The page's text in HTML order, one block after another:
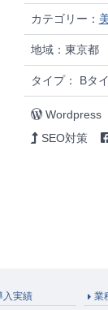
カテゴリー：
地域：東京都
タイプ： Bタ
Wordpress
SEO対策
入実績
業